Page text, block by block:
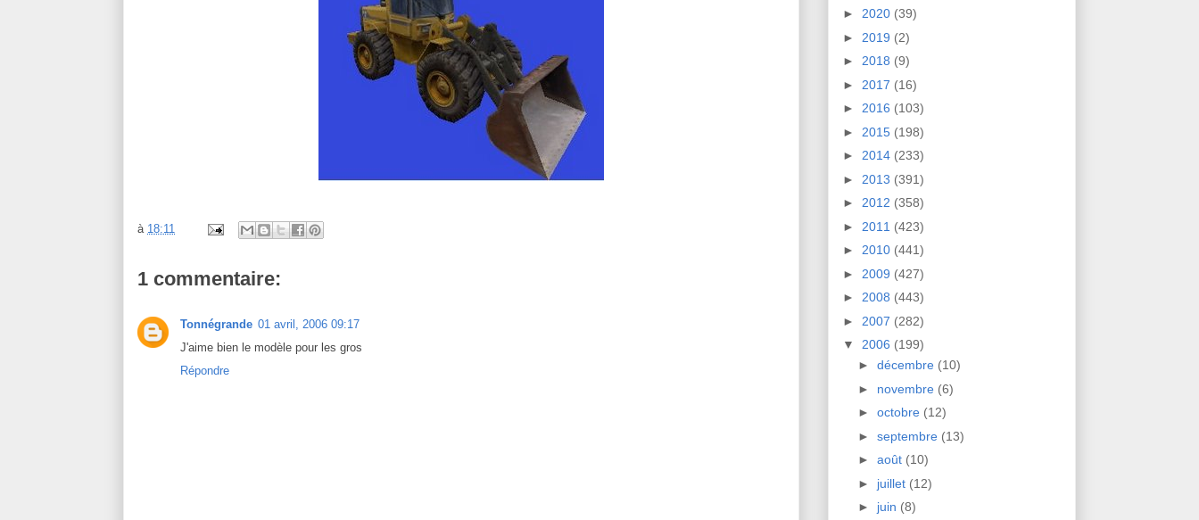
à 18:11
1 commentaire:
Tonnégrande 01 avril, 2006 09:17
J'aime bien le modèle pour les gros
Répondre
► 2020 (39)
► 2019 (2)
► 2018 (9)
► 2017 (16)
► 2016 (103)
► 2015 (198)
► 2014 (233)
► 2013 (391)
► 2012 (358)
► 2011 (423)
► 2010 (441)
► 2009 (427)
► 2008 (443)
► 2007 (282)
▼ 2006 (199)
► décembre (10)
► novembre (6)
► octobre (12)
► septembre (13)
► août (10)
► juillet (12)
► juin (8)